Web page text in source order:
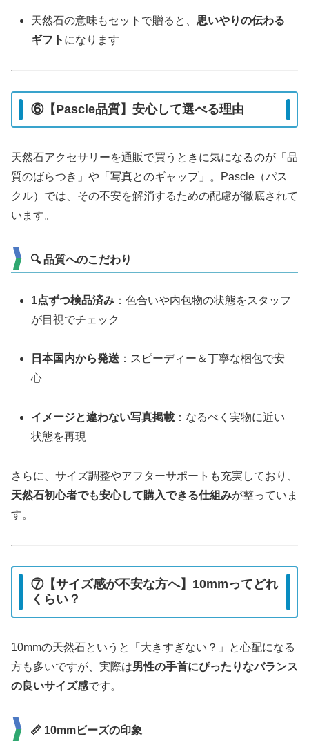
天然石の意味もセットで贈ると、思いやりの伝わる
ギフト になります
⑥【Pascle品質】安心して選べる理由
天然石アクセサリーを通販で買うときに気になるのが「品
質のばらつき」や「写真とのギャップ」。Pascle（パス
クル）では、その不安を解消するための配慮が徹底されて
います。
🔍 品質へのこだわり
1点ずつ検品済み ：色合いや内包物の状態をスタッフ
が目視でチェック
日本国内から発送 ：スピーディー＆丁寧な梱包で安
心
イメージと違わない写真掲載 ：なるべく実物に近い
状態を再現
さらに、サイズ調整やアフターサポートも充実しており、
天然石初心者でも安心して購入できる仕組みが整っていま
す。
⑦【サイズ感が不安な方へ】10mmってどれ
くらい？
10mmの天然石というと「大きすぎない？」と心配になる
方も多いですが、実際は男性の手首にぴったりなバランス
の良いサイズ感です。
📏 10mmビーズの印象